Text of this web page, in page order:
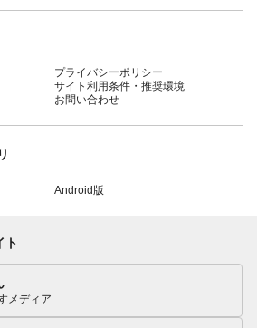
プライバシーポリシー
サイト利用条件・推奨環境
お問い合わせ
Android版
ト
メディア